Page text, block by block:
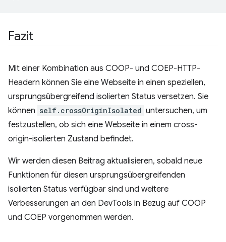
Fazit
Mit einer Kombination aus COOP- und COEP-HTTP-
Headern können Sie eine Webseite in einen speziellen,
ursprungsübergreifend isolierten Status versetzen. Sie
können self.crossOriginIsolated untersuchen, um
festzustellen, ob sich eine Webseite in einem cross-
origin-isolierten Zustand befindet.
Wir werden diesen Beitrag aktualisieren, sobald neue
Funktionen für diesen ursprungsübergreifenden
isolierten Status verfügbar sind und weitere
Verbesserungen an den DevTools in Bezug auf COOP
und COEP vorgenommen werden.